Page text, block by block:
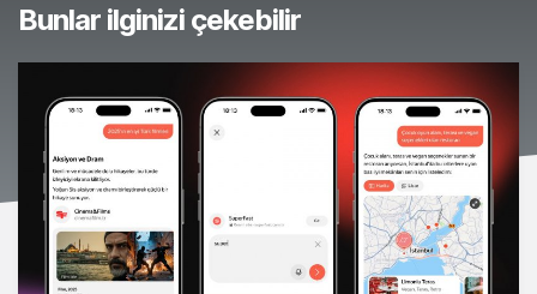
Bunlar ilginizi çekebilir